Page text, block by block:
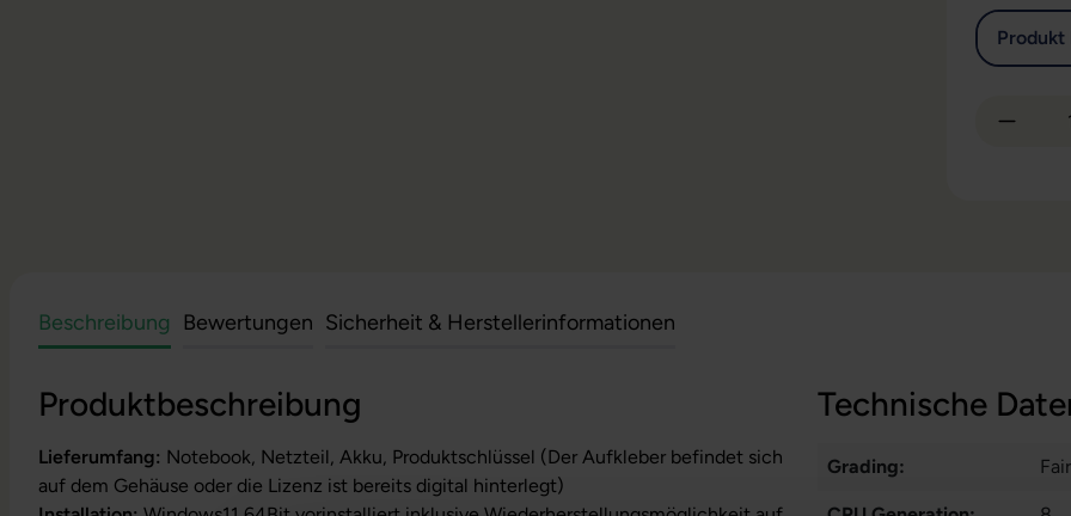
Beschreibung Bewertungen Sicherheit & Herstellerinformationen
Produktbeschreibung
Lieferumfang: Notebook, Netzteil, Akku, Produktschlüssel (Der Aufkleber befindet sich
auf dem Gehäuse oder die Lizenz ist bereits digital hinterlegt)
Technische
Grading: Fair